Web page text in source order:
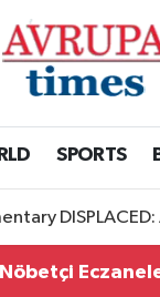
SPORTS
A Turkish Cypriot